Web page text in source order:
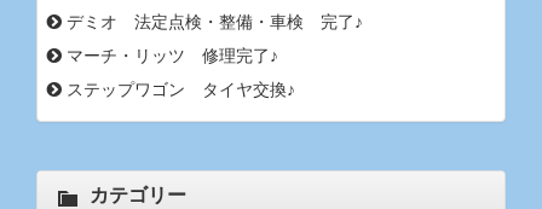
デミオ 法定点検・整備・車検 完了♪
マーチ・リッツ 修理完了♪
ステップワゴン タイヤ交換♪
カテゴリー